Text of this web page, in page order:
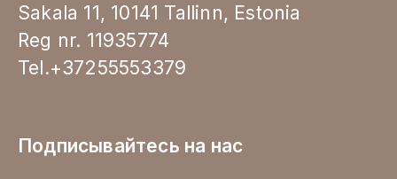
Sakala 11, 10141 Tallinn, Estonia
Reg nr. 11935774
Tel.+37255553379
Подписывайтесь на нас